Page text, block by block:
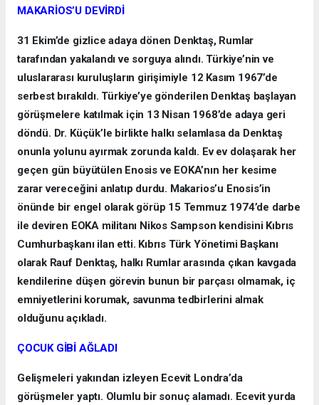
MAKARİOS’U DEVİRDİ
31 Ekim’de gizlice adaya dönen Denktaş, Rumlar
tarafından yakalandı ve sorguya alındı. Türkiye’nin ve
uluslararası kuruluşların girişimiyle 12 Kasım 1967’de
serbest bırakıldı. Türkiye’ye gönderilen Denktaş başlayan
görüşmelere katılmak için 13 Nisan 1968’de adaya geri
döndü. Dr. Küçük’le birlikte halkı selamlasa da Denktaş
onunla yolunu ayırmak zorunda kaldı. Ev ev dolaşarak her
geçen gün büyütülen Enosis ve EOKA’nın her kesime
zarar vereceğini anlatıp durdu. Makarios’u Enosis’in
önünde bir engel olarak görüp 15 Temmuz 1974’de darbe
ile deviren EOKA militanı Nikos Sampson kendisini Kıbrıs
Cumhurbaşkanı ilan etti. Kıbrıs Türk Yönetimi Başkanı
olarak Rauf Denktaş, halkı Rumlar arasında çıkan kavgada
kendilerine düşen görevin bunun bir parçası olmamak, iç
emniyetlerini korumak, savunma tedbirlerini almak
olduğunu açıkladı.
ÇOCUK GİBİ AĞLADI
Gelişmeleri yakından izleyen Ecevit Londra’da
görüşmeler yaptı. Olumlu bir sonuç alamadı. Ecevit yurda